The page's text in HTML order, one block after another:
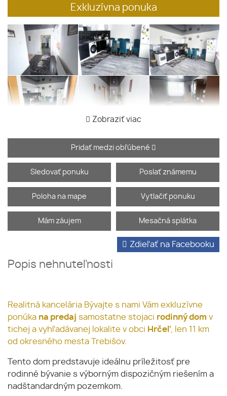
Exkluzívna ponuka
Zobraziť viac
Pridať medzi obľúbené
Sledovať ponuku Poslať známemu
Poloha na mape Vytlačiť ponuku
Mám záujem Mesačná splátka
Popis nehnuteľnosti
Zdieľať na Facebooku
Realitná kancelária Bývajte s nami Vám exkluzívne
ponúka na predaj samostatne stojaci rodinný dom v
tichej a vyhľadávanej lokalite v obci Hrčeľ , len 11 km
od okresného mesta Trebišov.
Tento dom predstavuje ideálnu príležitosť pre
rodinné bývanie s výborným dispozičným riešením a
nadštandardným pozemkom.